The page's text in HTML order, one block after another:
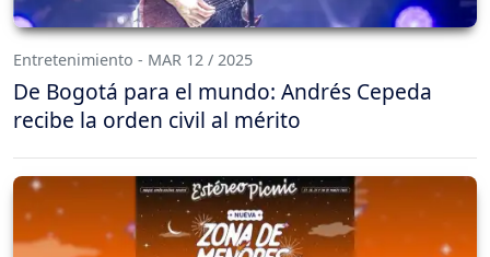
Entretenimiento - MAR 12 / 2025
De Bogotá para el mundo: Andrés Cepeda
recibe la orden civil al mérito